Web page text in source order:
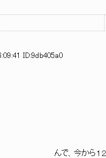
ID:9db405a0
ら１２０年ほど